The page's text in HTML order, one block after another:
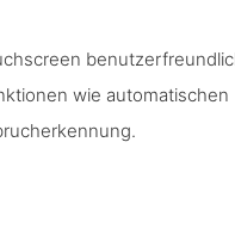
wie automatischen